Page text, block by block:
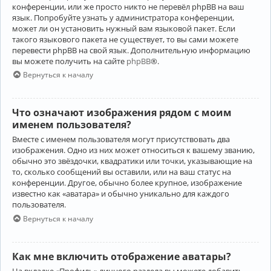
конференции, или же просто никто не перевёл phpBB на ваш
язык. Попробуйте узнать у администратора конференции,
может ли он установить нужный вам языковой пакет. Если
такого языкового пакета не существует, то вы сами можете
перевести phpBB на свой язык. Дополнительную информацию
вы можете получить на сайте phpBB®.
Вернуться к началу
Что означают изображения рядом с моим
именем пользователя?
Вместе с именем пользователя могут присутствовать два
изображения. Одно из них может относиться к вашему званию,
обычно это звёздочки, квадратики или точки, указывающие на
то, сколько сообщений вы оставили, или на ваш статус на
конференции. Другое, обычно более крупное, изображение
известно как «аватара» и обычно уникально для каждого
пользователя.
Вернуться к началу
Как мне включить отображение аватары?